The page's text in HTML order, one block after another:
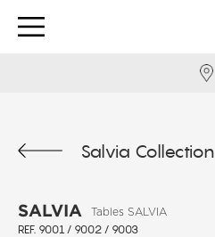
Salvia Collection
SALVIA Tables SALVIA
REF. 9001 / 9002 / 9003